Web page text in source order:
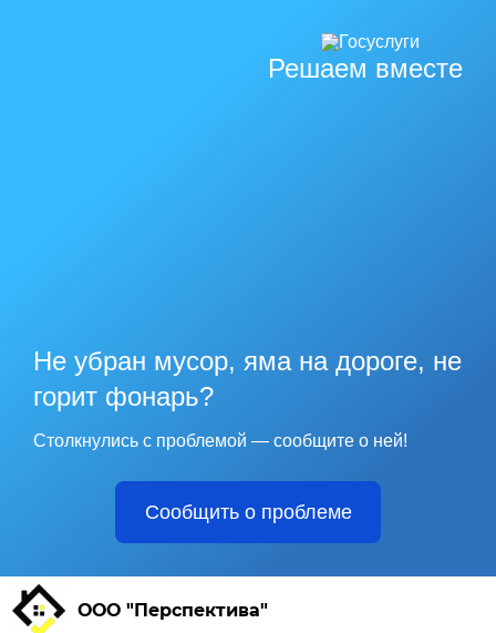
Решаем вместе
Не убран мусор, яма на дороге, не
горит фонарь?
Столкнулись с проблемой — сообщите о ней!
Сообщить о проблеме
ООО "Перспектива"